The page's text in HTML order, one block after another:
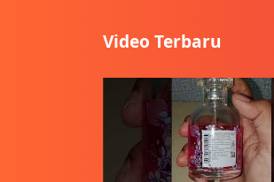
Video Terbaru